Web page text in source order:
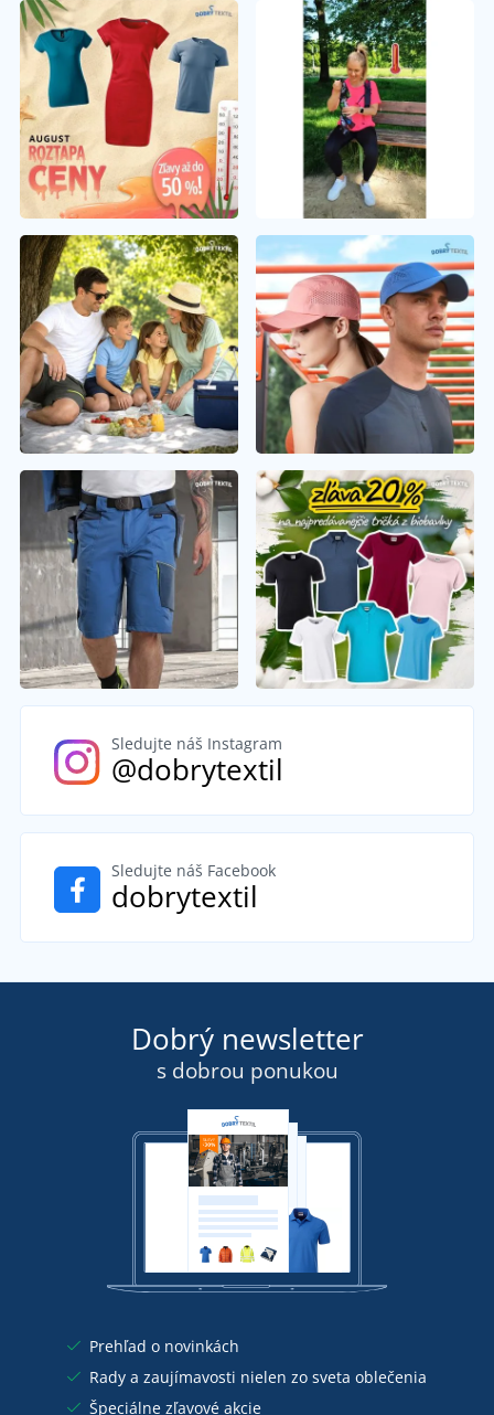
Sledujte náš Instagram
@dobrytextil
Sledujte náš Facebook
dobrytextil
Dobrý newsletter
s dobrou ponukou
Prehľad o novinkách
Rady a zaujímavosti nielen zo sveta oblečenia
Špeciálne zľavové akcie